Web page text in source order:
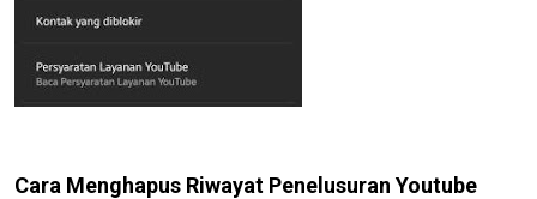
Cara Menghapus Riwayat Penelusuran Youtube